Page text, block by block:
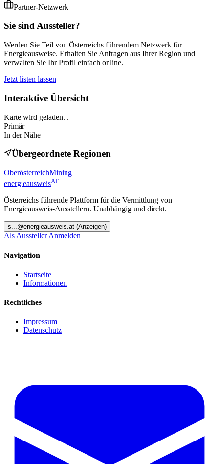
Partner-Netzwerk
Sie sind Aussteller?
Werden Sie Teil von Österreichs führendem Netzwerk für
Energieausweise. Erhalten Sie Anfragen aus Ihrer Region und
verwalten Sie Ihr Profil einfach online.
Jetzt listen lassen
Interaktive Übersicht
Karte wird geladen...
Primär
In der Nähe
Übergeordnete Regionen
OberösterreichMining
energieausweisAT
Österreichs führende Plattform für die Vermittlung von
Energieausweis-Ausstellern. Unabhängig und direkt.
s...@energieausweis.at (Anzeigen)
Als Aussteller Anmelden
Navigation
Startseite
Informationen
Rechtliches
Impressum
Datenschutz